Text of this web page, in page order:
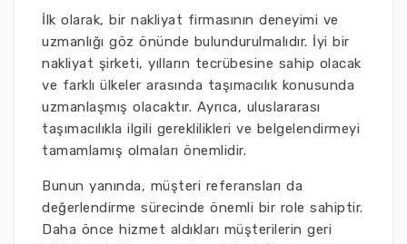
İlk olarak, bir nakliyat firmasının deneyimi ve
uzmanlığı göz önünde bulundurulmalıdır. İyi bir
nakliyat şirketi, yılların tecrübesine sahip olacak
ve farklı ülkeler arasında taşımacılık konusunda
uzmanlaşmış olacaktır. Ayrıca, uluslararası
taşımacılıkla ilgili gereklilikleri ve belgelendirmeyi
tamamlamış olmaları önemlidir.
Bunun yanında, müşteri referansları da
değerlendirme sürecinde önemli bir role sahiptir.
Daha önce hizmet aldıkları müşterilerin geri